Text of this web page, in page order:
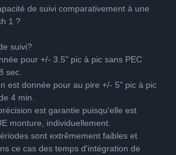
de suivi comparativement à une
1 ?
suivi?
pour +/- 3.5" pic à pic sans PEC
sec.
est donnée pour au pire +/- 5" pic à pic
4 min.
est garantie puisqu'elle est
monture, individuellement.
sont extrêmement faibles et
ce cas des temps d'intégration de